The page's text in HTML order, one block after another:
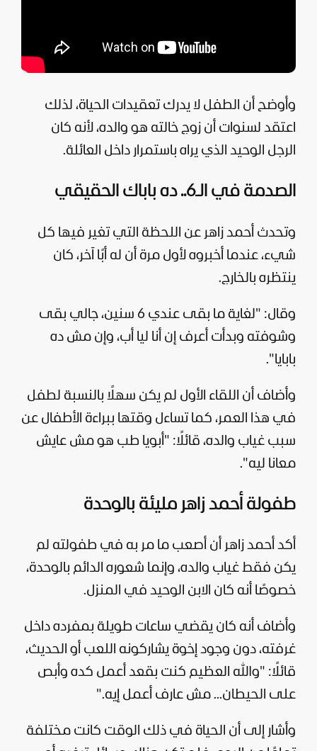
وأوضح أن الطفل لا يدرك تعقيدات الحياة، لذلك
اعتقد لسنوات أن زوج خالته هو والده، لأنه كان
الرجل الوحيد الذي يراه باستمرار داخل العائلة.
الصدمة في الـ6.. ده باباك الحقيقي
وتحدث أحمد زاهر عن اللحظة التي تغير فيها كل
شيء، عندما أخبروه لأول مرة أن له أبًا آخر، كان
ينتظره بالخارج.
وقال: "لغاية ما بقى عندي 6 سنين، جالي بقى
وشوفته وبدأت أعرف إن أنا ليا أب، وإن مش ده
بابايا".
وأضاف أن اللقاء الأول لم يكن سهلًا بالنسبة لطفل
في هذا العمر، كما تساءل وقتها ببراءة الأطفال عن
سبب غياب والده، قائلًا: "أبويا طب هو مش عايش
معانا ليه".
طفولة أحمد زاهر مليئة بالوحدة
أكد أحمد زاهر أن أصعب ما مر به في طفولته لم
يكن فقط غياب والده، وإنما شعوره الدائم بالوحدة،
خصوصًا أنه كان الابن الوحيد في المنزل.
وأضاف أنه كان يقضي ساعات طويلة بمفرده داخل
غرفته، دون وجود إخوة يشاركونه اللعب أو الحديث،
قائلًا: "والله العظيم كنت بقعد أعمل كده وأبص
على الحيطان... مش عارف أعمل إيه."
وأشار إلى أن الحياة في ذلك الوقت كانت مختلفة